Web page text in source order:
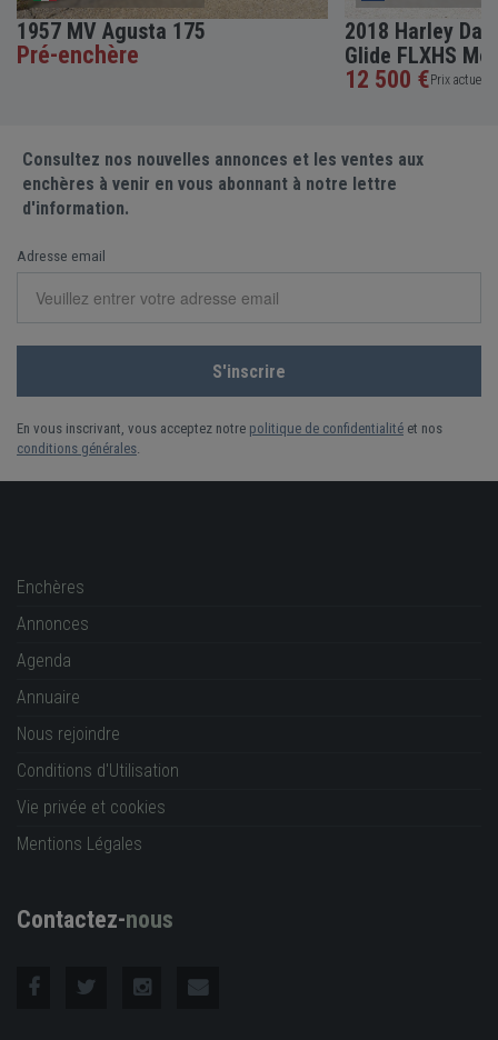
1957 MV Agusta 175
Pré-enchère
2018 Harley
Glide FLXHS
12 500 € Prix actuel •
Consultez nos nouvelles annonces et les ventes aux
enchères à venir en vous abonnant à notre lettre
d'information.
Adresse email
En vous inscrivant, vous acceptez notre politique de confidentialité et nos
conditions générales.
Enchères
Annonces
Agenda
Annuaire
Nous rejoindre
Conditions d'Utilisation
Vie privée et cookies
Mentions Légales
Contactez-nous